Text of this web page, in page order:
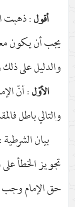
أقول: ذهبت
يجب أن يكون
والدليل على
الأوّل: أنّ
والتالي باطل
بيان
تجويز الخطأ
حق الإمام